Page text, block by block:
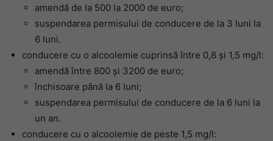
amendă de la 500 la 2000 de euro;
suspendarea permisului de conducere de la 3 luni la
6 luni.
conducere cu o alcoolemie cuprinsă între 0,8 și 1,5 mg/l:
amendă între 800 și 3200 de euro;
închisoare până la 6 luni;
suspendarea permisului de conducere de la 6 luni la
un an.
conducere cu o alcoolemie de peste 1,5 mg/l: